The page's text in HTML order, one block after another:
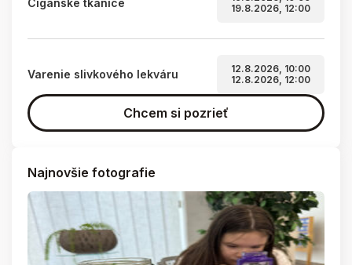
19.8.2026, 12:00
Varenie slivkového lekváru
12.8.2026, 10:00
12.8.2026, 12:00
Chcem si pozrieť
Najnovšie fotografie